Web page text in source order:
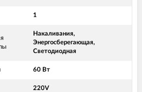
1
Накаливания,
Энергосберегающая,
Светодиодная
60 Вт
220V